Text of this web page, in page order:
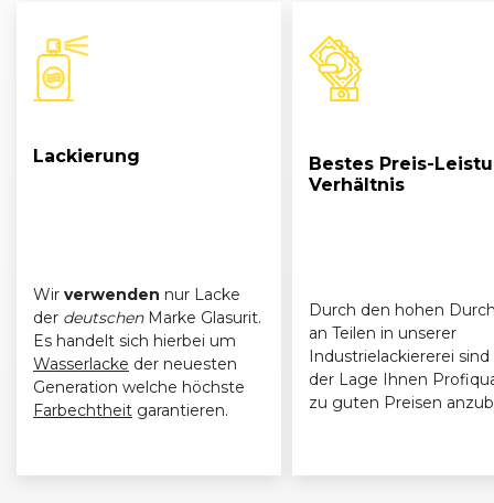
Lackierung
Wir verwenden nur Lacke
der deutschenMarke Glasurit.
Es handelt sich hierbei um
Wasserlacke der neuesten
Generation welche höchste
Farbechtheit garantieren.
Bestes Preis-
Verhältnis
Durch den hohen
an Teilen in unserer
Industrielackiererei sind
der Lage Ihnen
zu guten Preisen